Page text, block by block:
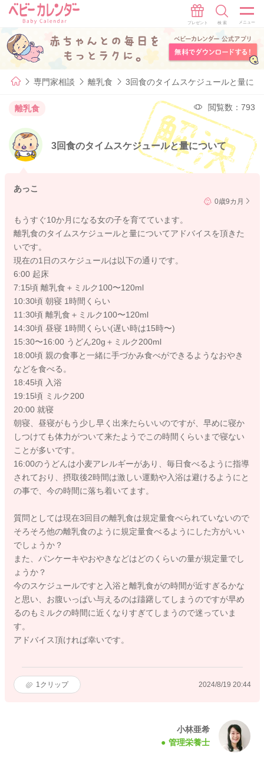
専門家相談 離乳食 3回食のタイムスケジュールと量につ
離乳食 閲覧数：793
3回食のタイムスケジュールと量について
あっこ
0歳9カ月
もうすぐ10か月になる女の子を育てています。
離乳食のタイムスケジュールと量についてアドバイスを頂きた
いです。
現在の1日のスケジュールは以下の通りです。
6:00 起床
7:15頃 離乳食＋ミルク100〜120ml
10:30頃 朝寝 1時間くらい
11:30頃 離乳食＋ミルク100〜120ml
14:30頃 昼寝 1時間くらい(遅い時は15時〜)
15:30〜16:00 うどん20g＋ミルク200ml
18:00頃 親の食事と一緒に手づかみ食べができるようなおやき
などを食べる。
18:45頃 入浴
19:15頃 ミルク200
20:00 就寝
朝寝、昼寝がもう少し早く出来たらいいのですが、早めに寝か
しつけても体力がついて来たようでこの時間くらいまで寝ない
ことが多いです。
16:00のうどんは小麦アレルギーがあり、毎日食べるように指導
されており、摂取後2時間は激しい運動や入浴は避けるようにと
の事で、今の時間に落ち着いてます。
質問としては現在3回目の離乳食は規定量食べられていないので
そろそろ他の離乳食のように規定量食べるようにした方がいい
でしょうか？
また、パンケーキやおやきなどはどのくらいの量が規定量でし
ょうか？
今のスケジュールですと入浴と離乳食がの時間が近すぎるかな
と思い、お腹いっぱい与えるのは躊躇してしまうのですが早め
るのもミルクの時間に近くなりすぎてしまうので迷っていま
す。
アドバイス頂ければ幸いです。
1 クリップ 2024/8/19 20:44
小林亜希
管理栄養士